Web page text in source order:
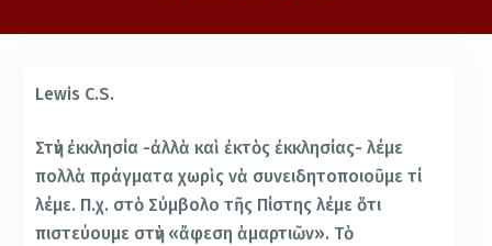
Lewis C.S.
Στὴν ἐκκλησία -ἀλλὰ καὶ ἐκτὸς ἐκκλησίας- λέμε
πολλὰ πράγματα χωρὶς νὰ συνειδητοποιοῦμε τί
λέμε. Π.χ. στὸ Σύμβολο τῆς Πίστης λέμε ὅτι
πιστεύουμε στὴν «ἄφεση ἁμαρτιῶν». Τὸ